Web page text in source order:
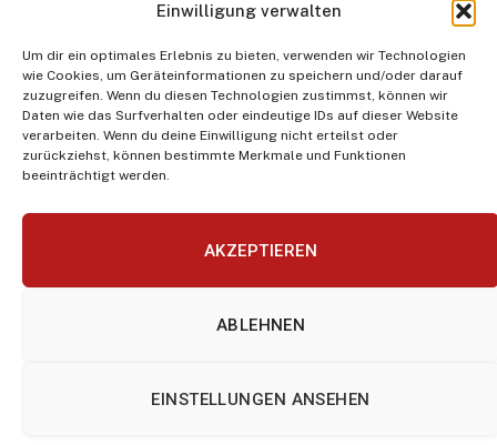
Einwilligung verwalten
Um dir ein optimales Erlebnis zu bieten, verwenden wir Technologien
wie Cookies, um Geräteinformationen zu speichern und/oder darauf
zuzugreifen. Wenn du diesen Technologien zustimmst, können wir
Daten wie das Surfverhalten oder eindeutige IDs auf dieser Website
verarbeiten. Wenn du deine Einwilligung nicht erteilst oder
zurückziehst, können bestimmte Merkmale und Funktionen
beeinträchtigt werden.
AKZEPTIEREN
ABLEHNEN
EINSTELLUNGEN ANSEHEN
Nach Grillabend und Gartenparty: So
werden Böden schnell wieder sauber
JULI 31, 2026
(Twitter)
KONTAKTIERE UNS